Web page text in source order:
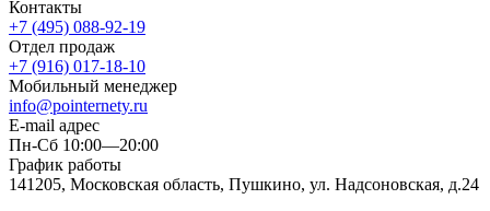
Контакты
+7 (495) 088-92-19
Отдел продаж
+7 (916) 017-18-10
Мобильный менеджер
info@pointernety.ru
E-mail адрес
Пн-Сб 10:00—20:00
График работы
141205, Московская область, Пушкино, ул. Надсоновская, д.24